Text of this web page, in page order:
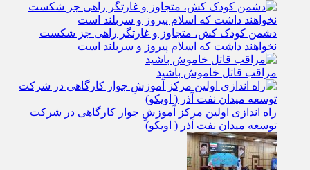
دشمن کودک کش، متجاوز و غارتگر راهی جز شکست
نخواهند داشت که اسلام پیروز و سربلند است
مراقب قاتل خاموش باشید
راه اندازی اولین مرکز آموزشِ جوار کارگاهی در شرکت
توسعه میدان نفت آذر ( اویکو)